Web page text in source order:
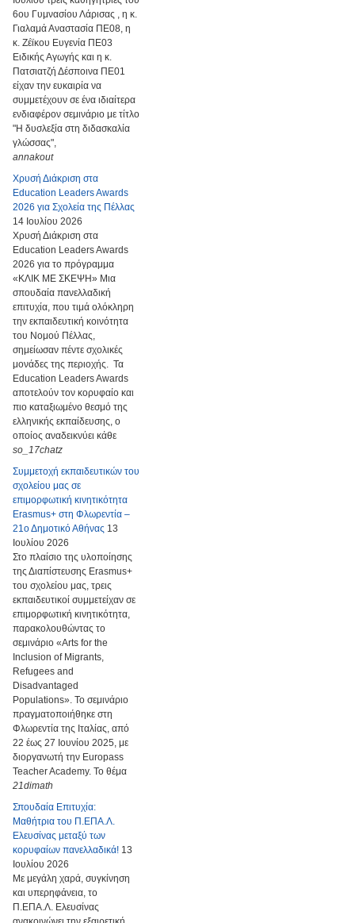
6ου Γυμνασίου Λάρισας , η κ.
Γιαλαμά Αναστασία ΠΕ08, η
κ. Ζέϊκου Ευγενία ΠΕ03
Ειδικής Αγωγής και η κ.
Πατσιατζή Δέσποινα ΠΕ01
είχαν την ευκαιρία να
συμμετέχουν σε ένα ιδιαίτερα
ενδιαφέρον σεμινάριο με τίτλο
"Η δυσλεξία στη διδασκαλία
γλώσσας",
annakout
Χρυσή Διάκριση στα
Education Leaders Awards
2026 για Σχολεία της Πέλλας
14 Ιουλίου 2026
Χρυσή Διάκριση στα
Education Leaders Awards
2026 για το πρόγραμμα
«ΚΛΙΚ ΜΕ ΣΚΕΨΗ» Μια
σπουδαία πανελλαδική
επιτυχία, που τιμά ολόκληρη
την εκπαιδευτική κοινότητα
του Νομού Πέλλας,
σημείωσαν πέντε σχολικές
μονάδες της περιοχής. Τα
Education Leaders Awards
αποτελούν τον κορυφαίο και
πιο καταξιωμένο θεσμό της
ελληνικής εκπαίδευσης, ο
οποίος αναδεικνύει κάθε
so_17chatz
Συμμετοχή εκπαιδευτικών του
σχολείου μας σε
επιμορφωτική κινητικότητα
Erasmus+ στη Φλωρεντία –
21ο Δημοτικό Αθήνας 13
Ιουλίου 2026
Στο πλαίσιο της υλοποίησης
της Διαπίστευσης Erasmus+
του σχολείου μας, τρεις
εκπαιδευτικοί συμμετείχαν σε
επιμορφωτική κινητικότητα,
παρακολουθώντας το
σεμινάριο «Arts for the
Inclusion of Migrants,
Refugees and
Disadvantaged
Populations». Το σεμινάριο
πραγματοποιήθηκε στη
Φλωρεντία της Ιταλίας, από
22 έως 27 Ιουνίου 2025, με
διοργανωτή την Europass
Teacher Academy. Το θέμα
21dimath
Σπουδαία Επιτυχία:
Μαθήτρια του Π.ΕΠΑ.Λ.
Ελευσίνας μεταξύ των
κορυφαίων πανελλαδικά! 13
Ιουλίου 2026
Με μεγάλη χαρά, συγκίνηση
και υπερηφάνεια, το
Π.ΕΠΑ.Λ. Ελευσίνας